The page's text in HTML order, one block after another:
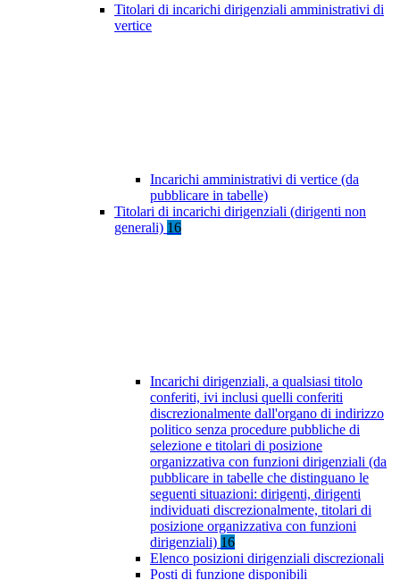
Titolari di incarichi dirigenziali amministrativi di
vertice
Incarichi amministrativi di vertice (da
pubblicare in tabelle)
Titolari di incarichi dirigenziali (dirigenti non
generali) 16
Incarichi dirigenziali, a qualsiasi titolo
conferiti, ivi inclusi quelli conferiti
discrezionalmente dall'organo di indirizzo
politico senza procedure pubbliche di
selezione e titolari di posizione
organizzativa con funzioni dirigenziali (da
pubblicare in tabelle che distinguano le
seguenti situazioni: dirigenti, dirigenti
individuati discrezionalmente, titolari di
posizione organizzativa con funzioni
dirigenziali) 16
Elenco posizioni dirigenziali discrezionali
Posti di funzione disponibili